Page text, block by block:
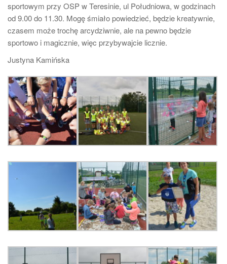
sportowym przy OSP w Teresinie, ul Południowa, w godzinach
od 9.00 do 11.30. Mogę śmiało powiedzieć, będzie kreatywnie,
czasem może trochę arcydziwnie, ale na pewno będzie
sportowo i magicznie, więc przybywajcie licznie.
Justyna Kamińska